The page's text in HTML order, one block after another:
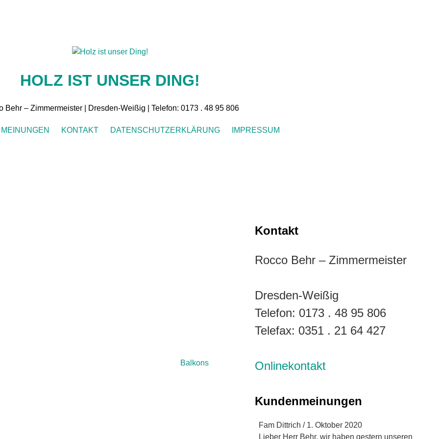
HOLZ IST UNSER DING!
Behr – Zimmermeister | Dresden-Weißig | Telefon: 0173 . 48 95 806
MEINUNGEN KONTAKT DATENSCHUTZERKLÄRUNG IMPRESSUM
Balkons
Kontakt
Rocco Behr – Zimmermeister
Dresden-Weißig
Telefon: 0173 . 48 95 806
Telefax: 0351 . 21 64 427
Onlinekontakt
Kundenmeinungen
Fam Dittrich / 1. Oktober 2020
Lieber Herr Behr, wir haben gestern unseren